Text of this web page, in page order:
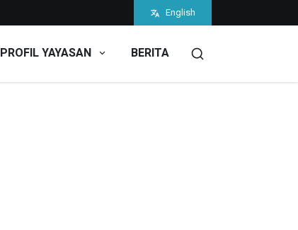
English
PROFIL YAYASAN BERITA